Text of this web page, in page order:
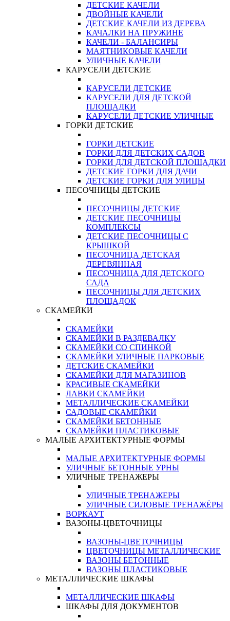
ДЕТСКИЕ КАЧЕЛИ
ДВОЙНЫЕ КАЧЕЛИ
ДЕТСКИЕ КАЧЕЛИ ИЗ ДЕРЕВА
КАЧАЛКИ НА ПРУЖИНЕ
КАЧЕЛИ - БАЛАНСИРЫ
МАЯТНИКОВЫЕ КАЧЕЛИ
УЛИЧНЫЕ КАЧЕЛИ
КАРУСЕЛИ ДЕТСКИЕ
КАРУСЕЛИ ДЕТСКИЕ
КАРУСЕЛИ ДЛЯ ДЕТСКОЙ
ПЛОЩАДКИ
КАРУСЕЛИ ДЕТСКИЕ УЛИЧНЫЕ
ГОРКИ ДЕТСКИЕ
ГОРКИ ДЕТСКИЕ
ГОРКИ ДЛЯ ДЕТСКИХ САДОВ
ГОРКИ ДЛЯ ДЕТСКОЙ ПЛОЩАДКИ
ДЕТСКИЕ ГОРКИ ДЛЯ ДАЧИ
ДЕТСКИЕ ГОРКИ ДЛЯ УЛИЦЫ
ПЕСОЧНИЦЫ ДЕТСКИЕ
ПЕСОЧНИЦЫ ДЕТСКИЕ
ДЕТСКИЕ ПЕСОЧНИЦЫ
КОМПЛЕКСЫ
ДЕТСКИЕ ПЕСОЧНИЦЫ С
КРЫШКОЙ
ПЕСОЧНИЦА ДЕТСКАЯ
ДЕРЕВЯННАЯ
ПЕСОЧНИЦА ДЛЯ ДЕТСКОГО
САДА
ПЕСОЧНИЦЫ ДЛЯ ДЕТСКИХ
ПЛОЩАДОК
СКАМЕЙКИ
СКАМЕЙКИ
СКАМЕЙКИ В РАЗДЕВАЛКУ
СКАМЕЙКИ СО СПИНКОЙ
СКАМЕЙКИ УЛИЧНЫЕ ПАРКОВЫЕ
ДЕТСКИЕ СКАМЕЙКИ
СКАМЕЙКИ ДЛЯ МАГАЗИНОВ
КРАСИВЫЕ СКАМЕЙКИ
ЛАВКИ СКАМЕЙКИ
МЕТАЛЛИЧЕСКИЕ СКАМЕЙКИ
САДОВЫЕ СКАМЕЙКИ
СКАМЕЙКИ БЕТОННЫЕ
СКАМЕЙКИ ПЛАСТИКОВЫЕ
МАЛЫЕ АРХИТЕКТУРНЫЕ ФОРМЫ
МАЛЫЕ АРХИТЕКТУРНЫЕ ФОРМЫ
УЛИЧНЫЕ БЕТОННЫЕ УРНЫ
УЛИЧНЫЕ ТРЕНАЖЕРЫ
УЛИЧНЫЕ ТРЕНАЖЕРЫ
УЛИЧНЫЕ СИЛОВЫЕ ТРЕНАЖЁРЫ
ВОРКАУТ
ВАЗОНЫ-ЦВЕТОЧНИЦЫ
ВАЗОНЫ-ЦВЕТОЧНИЦЫ
ЦВЕТОЧНИЦЫ МЕТАЛЛИЧЕСКИЕ
ВАЗОНЫ БЕТОННЫЕ
ВАЗОНЫ ПЛАСТИКОВЫЕ
МЕТАЛЛИЧЕСКИЕ ШКАФЫ
МЕТАЛЛИЧЕСКИЕ ШКАФЫ
ШКАФЫ ДЛЯ ДОКУМЕНТОВ